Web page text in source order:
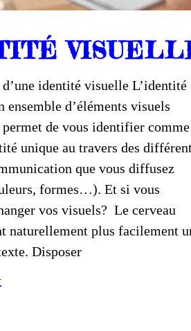
identité visuelle L’identité
ensemble d’éléments visuels
de vous identifier comme
unique au travers des
que vous diffusez
formes…). Et si vous
vos visuels? Le cerveau
naturellement plus facilement
Disposer